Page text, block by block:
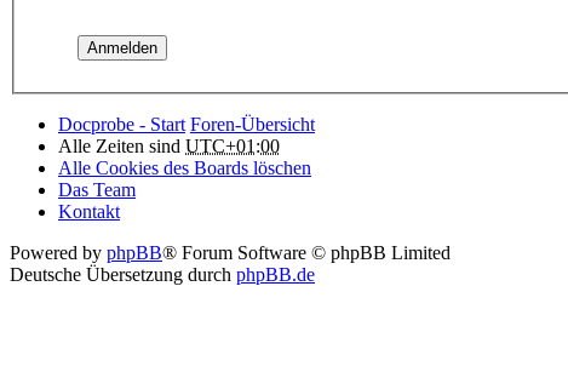
Docprobe - Start Foren-Übersicht
Alle Zeiten sind UTC+01:00
Alle Cookies des Boards löschen
Das Team
Kontakt
Powered by phpBB® Forum Software © phpBB Limited
Deutsche Übersetzung durch phpBB.de